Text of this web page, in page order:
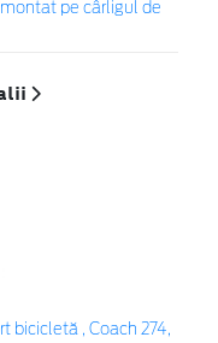
pe cârligul de
bicicletă , Coach 274,